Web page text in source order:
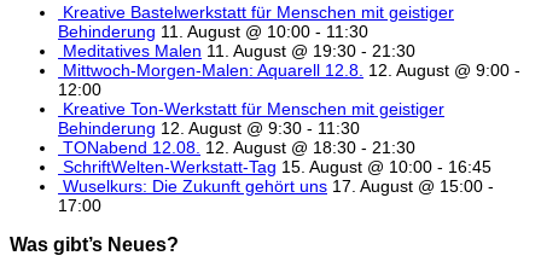
Kreative Bastelwerkstatt für Menschen mit geistiger
Behinderung 11. August @ 10:00 - 11:30
Meditatives Malen 11. August @ 19:30 - 21:30
Mittwoch-Morgen-Malen: Aquarell 12.8. 12. August @ 9:00 -
12:00
Kreative Ton-Werkstatt für Menschen mit geistiger
Behinderung 12. August @ 9:30 - 11:30
TONabend 12.08. 12. August @ 18:30 - 21:30
SchriftWelten-Werkstatt-Tag 15. August @ 10:00 - 16:45
Wuselkurs: Die Zukunft gehört uns 17. August @ 15:00 -
17:00
Was gibt’s Neues?